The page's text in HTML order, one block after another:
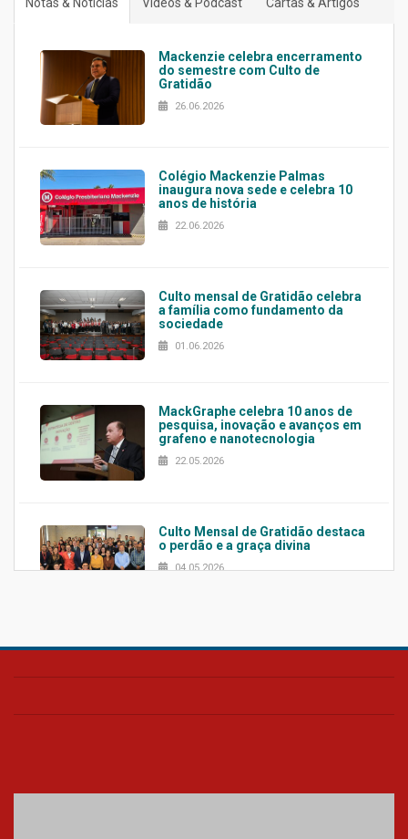
Mackenzie celebra encerramento
do semestre com Culto de
Gratidão
26.06.2026
Colégio Mackenzie Palmas
inaugura nova sede e celebra 10
anos de história
22.06.2026
Culto mensal de Gratidão celebra
a família como fundamento da
sociedade
01.06.2026
MackGraphe celebra 10 anos de
pesquisa, inovação e avanços em
grafeno e nanotecnologia
22.05.2026
Culto Mensal de Gratidão destaca
o perdão e a graça divina
04.05.2026
Confira como foi o culto mensal